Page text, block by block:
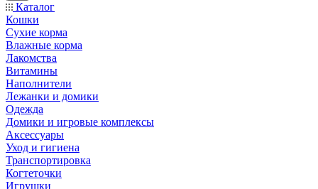
Каталог
Кошки
Сухие корма
Влажные корма
Лакомства
Витамины
Наполнители
Лежанки и домики
Одежда
Домики и игровые комплексы
Аксессуары
Уход и гигиена
Транспортировка
Когтеточки
Игрушки